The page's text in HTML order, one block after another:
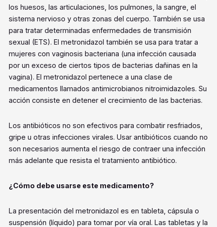
los huesos, las articulaciones, los pulmones, la sangre, el
sistema nervioso y otras zonas del cuerpo. También se usa
para tratar determinadas enfermedades de transmisión
sexual (ETS). El metronidazol también se usa para tratar a
mujeres con vaginosis bacteriana (una infección causada
por un exceso de ciertos tipos de bacterias dañinas en la
vagina). El metronidazol pertenece a una clase de
medicamentos llamados antimicrobianos nitroimidazoles. Su
acción consiste en detener el crecimiento de las bacterias.
Los antibióticos no son efectivos para combatir resfriados,
gripe u otras infecciones virales. Usar antibióticos cuando no
son necesarios aumenta el riesgo de contraer una infección
más adelante que resista el tratamiento antibiótico.
¿Cómo debe usarse este medicamento?
La presentación del metronidazol es en tableta, cápsula o
suspensión (líquido) para tomar por vía oral. Las tabletas y la